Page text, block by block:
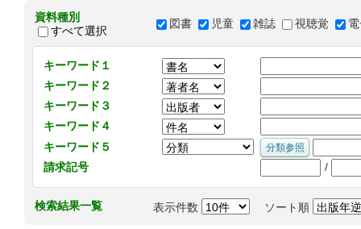
資料種別
すべて選択
図書 児童 雑誌 視聴覚
キーワード１
キーワード２
キーワード３
キーワード４
キーワード５
請求記号
/
検索結果一覧 表示件数 ソート順